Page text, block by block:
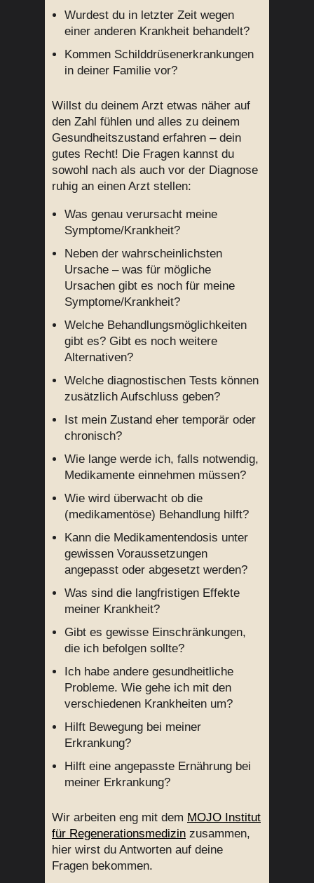
Wurdest du in letzter Zeit wegen
einer anderen Krankheit behandelt?
Kommen Schilddrüsenerkrankungen
in deiner Familie vor?
Willst du deinem Arzt etwas näher auf
den Zahl fühlen und alles zu deinem
Gesundheitszustand erfahren – dein
gutes Recht! Die Fragen kannst du
sowohl nach als auch vor der Diagnose
ruhig an einen Arzt stellen:
Was genau verursacht meine
Symptome/Krankheit?
Neben der wahrscheinlichsten
Ursache – was für mögliche
Ursachen gibt es noch für meine
Symptome/Krankheit?
Welche Behandlungsmöglichkeiten
gibt es? Gibt es noch weitere
Alternativen?
Welche diagnostischen Tests können
zusätzlich Aufschluss geben?
Ist mein Zustand eher temporär oder
chronisch?
Wie lange werde ich, falls notwendig,
Medikamente einnehmen müssen?
Wie wird überwacht ob die
(medikamentöse) Behandlung hilft?
Kann die Medikamentendosis unter
gewissen Voraussetzungen
angepasst oder abgesetzt werden?
Was sind die langfristigen Effekte
meiner Krankheit?
Gibt es gewisse Einschränkungen,
die ich befolgen sollte?
Ich habe andere gesundheitliche
Probleme. Wie gehe ich mit den
verschiedenen Krankheiten um?
Hilft Bewegung bei meiner
Erkrankung?
Hilft eine angepasste Ernährung bei
meiner Erkrankung?
Wir arbeiten eng mit dem MOJO Institut
für Regenerationsmedizin zusammen,
hier wirst du Antworten auf deine
Fragen bekommen.